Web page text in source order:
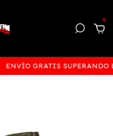
0
ENVÍO GRATIS SUPERANDO